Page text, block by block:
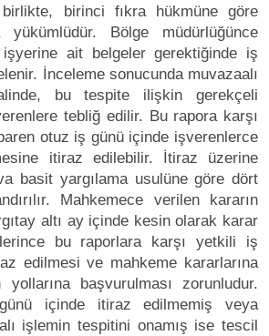
birinci fıkra hükmüne göre
yükümlüdür. Bölge müdürlüğünce
ait belgeler gerektiğinde iş
İnceleme sonucunda muvazaalı
bu tespite ilişkin gerekçeli
tebliğ edilir. Bu rapora karşı
otuz iş günü içinde işverenlerce
itiraz edilebilir. İtiraz üzerine
basit yargılama usulüne göre dört
Mahkemece verilen kararın
altı ay içinde kesin olarak karar
bu raporlara karşı yetkili iş
edilmesi ve mahkeme kararlarına
başvurulması zorunludur.
içinde itiraz edilmemiş veya
işlemin tespitini onamış ise tescil